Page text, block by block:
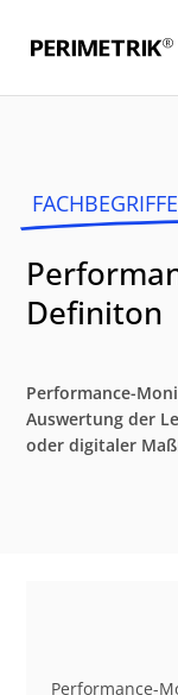
Definiton
Performance-
Auswertung der
oder digitaler
Performance-